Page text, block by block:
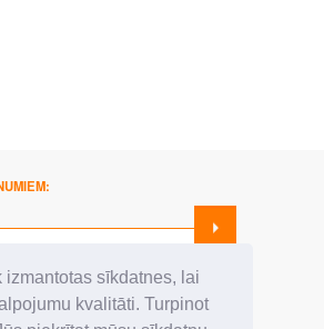
izmantotas sīkdatnes, lai
kvalitāti. Turpinot